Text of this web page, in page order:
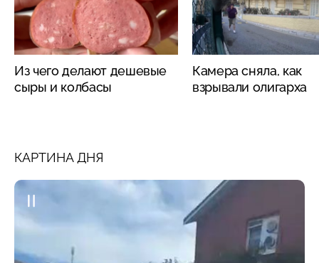
Из чего делают дешевые
сыры и колбасы
Камера сняла, как
взрывали олигарха
КАРТИНА ДНЯ